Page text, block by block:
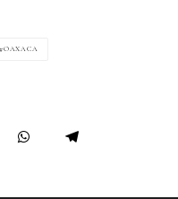
OAXACA